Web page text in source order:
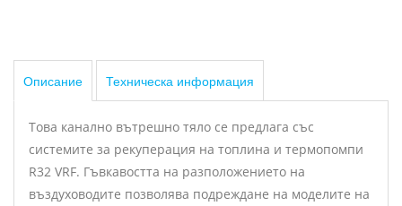
Описание Техническа информация
Това канално вътрешно тяло се предлага със
системите за рекуперация на топлина и термопомпи
R32 VRF. Гъвкавостта на разположението на
въздуховодите позволява подреждане на моделите на